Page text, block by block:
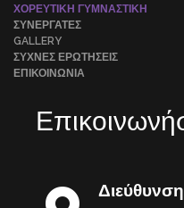
ΧΟΡΕΥΤΙΚΉ ΓΥΜΝΑΣΤΙΚΉ
ΣΥΝΕΡΓΆΤΕΣ
GALLERY
ΣΥΧΝΈΣ ΕΡΩΤΉΣΕΙΣ
ΕΠΙΚΟΙΝΩΝΊΑ
Διεύθυνση